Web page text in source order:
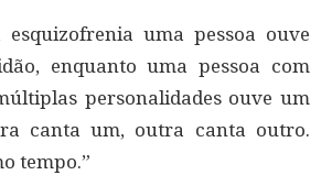
esquizofrenia uma pessoa ouve
enquanto uma pessoa com
personalidades ouve um
canta um, outra canta outro.
tempo.”